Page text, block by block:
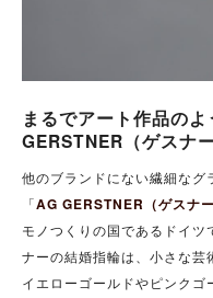
まるでアート作品の
GERSTNER（ゲスナー
他のブランドにない繊細な
「AG GERSTNER（ゲスナー
モノつくりの国であるドイツ
ナーの結婚指輪は、小さな芸
イエローゴールドやピンク